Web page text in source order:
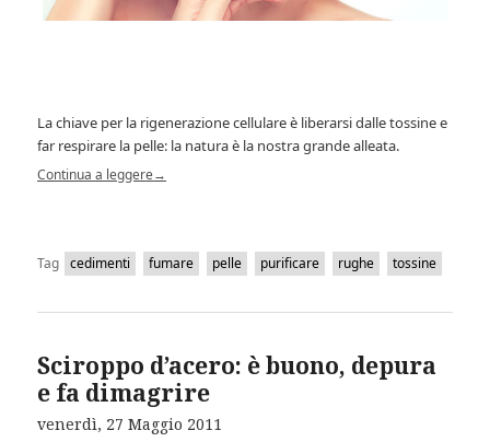
La chiave per la rigenerazione cellulare è liberarsi dalle tossine e
far respirare la pelle: la natura è la nostra grande alleata.
Continua a leggere→
Tag cedimenti fumare pelle purificare rughe tossine
Sciroppo d’acero: è buono, depura
e fa dimagrire
venerdì, 27 Maggio 2011